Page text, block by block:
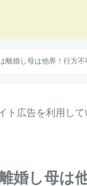
離婚し母は他界！行方
ト広告を利用して
婚し母は